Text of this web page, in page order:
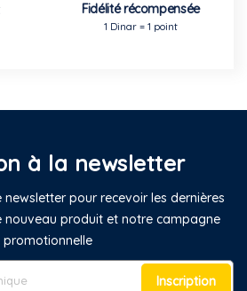
Fidélité récompensée
1 Dinar = 1 point
à la newsletter
pour recevoir les dernières
nouveau produit et notre campagne
promotionnelle
Inscription